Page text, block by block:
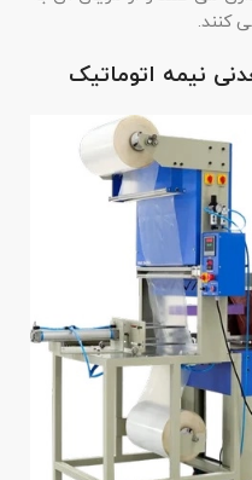
کنند.
نیمه اتوماتیک